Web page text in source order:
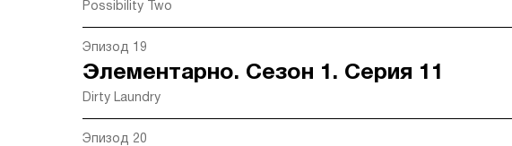
Possibility Two
Эпизод 19
Элементарно. Сезон 1. Серия 11
Dirty Laundry
Эпизод 20